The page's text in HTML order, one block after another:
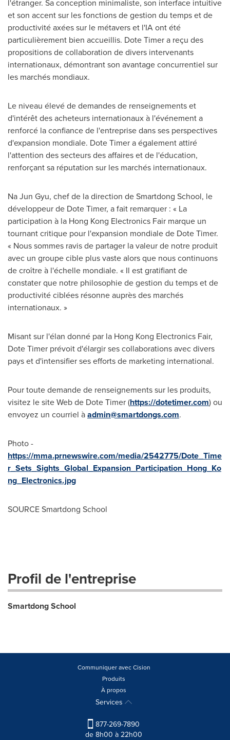
l'étranger. Sa conception minimaliste, son interface intuitive
et son accent sur les fonctions de gestion du temps et de
productivité axées sur le métavers et l'IA ont été
particulièrement bien accueillis. Dote Timer a reçu des
propositions de collaboration de divers intervenants
internationaux, démontrant son avantage concurrentiel sur
les marchés mondiaux.
Le niveau élevé de demandes de renseignements et
d'intérêt des acheteurs internationaux à l'événement a
renforcé la confiance de l'entreprise dans ses perspectives
d'expansion mondiale. Dote Timer a également attiré
l'attention des secteurs des affaires et de l'éducation,
renforçant sa réputation sur les marchés internationaux.
Na Jun Gyu, chef de la direction de Smartdong School, le
développeur de Dote Timer, a fait remarquer : « La
participation à la Hong Kong Electronics Fair marque un
tournant critique pour l'expansion mondiale de Dote Timer.
« Nous sommes ravis de partager la valeur de notre produit
avec un groupe cible plus vaste alors que nous continuons
de croître à l'échelle mondiale. « Il est gratifiant de
constater que notre philosophie de gestion du temps et de
productivité ciblées résonne auprès des marchés
internationaux. »
Misant sur l'élan donné par la Hong Kong Electronics Fair,
Dote Timer prévoit d'élargir ses collaborations avec divers
pays et d'intensifier ses efforts de marketing international.
Pour toute demande de renseignements sur les produits,
visitez le site Web de Dote Timer (https://dotetimer.com) ou
envoyez un courriel àadmin@smartdongs.com.
Photo -
https://mma.prnewswire.com/media/2542775/Dote_Time
r_Sets_Sights_Global_Expansion_Participation_Hong_Ko
ng_Electronics.jpg
SOURCE Smartdong School
Profil de l'entreprise
Smartdong School
Communiquer avec Cision
Produits
À propos
Services
877-269-7890
de 8h00 à 22h00